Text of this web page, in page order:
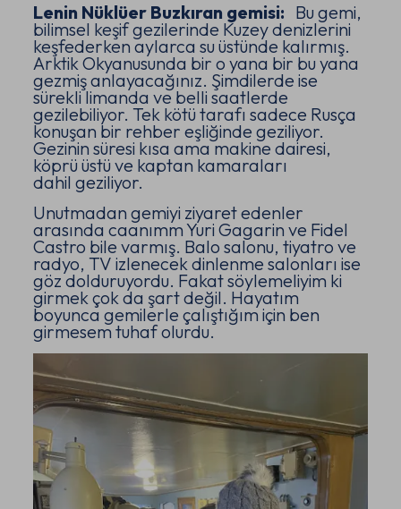
Lenin Nüklüer Buzkıran gemisi: Bu gemi,
bilimsel keşif gezilerinde Kuzey denizlerini
keşfederken aylarca su üstünde kalırmış.
Arktik Okyanusunda bir o yana bir bu yana
gezmiş anlayacağınız. Şimdilerde ise
sürekli limanda ve belli saatlerde
gezilebiliyor. Tek kötü tarafı sadece Rusça
konuşan bir rehber eşliğinde geziliyor.
Gezinin süresi kısa ama makine dairesi,
köprü üstü ve kaptan kamaraları
dahil geziliyor.
Unutmadan gemiyi ziyaret edenler
arasında caanımm Yuri Gagarin ve Fidel
Castro bile varmış. Balo salonu, tiyatro ve
radyo, TV izlenecek dinlenme salonları ise
göz dolduruyordu. Fakat söylemeliyim ki
girmek çok da şart değil. Hayatım
boyunca gemilerle çalıştığım için ben
girmesem tuhaf olurdu.